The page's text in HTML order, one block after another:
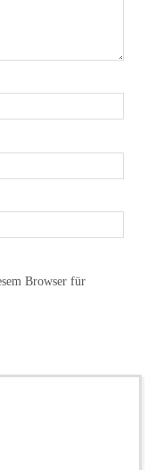
Browser für